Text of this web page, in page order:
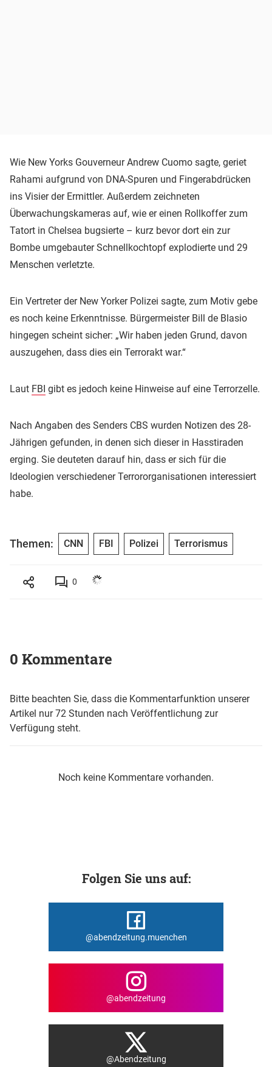
Wie New Yorks Gouverneur Andrew Cuomo sagte, geriet
Rahami aufgrund von DNA-Spuren und Fingerabdrücken
ins Visier der Ermittler. Außerdem zeichneten
Überwachungskameras auf, wie er einen Rollkoffer zum
Tatort in Chelsea bugsierte – kurz bevor dort ein zur
Bombe umgebauter Schnellkochtopf explodierte und 29
Menschen verletzte.
Ein Vertreter der New Yorker Polizei sagte, zum Motiv gebe
es noch keine Erkenntnisse. Bürgermeister Bill de Blasio
hingegen scheint sicher: „Wir haben jeden Grund, davon
auszugehen, dass dies ein Terrorakt war.“
Laut FBI gibt es jedoch keine Hinweise auf eine Terrorzelle.
Nach Angaben des Senders CBS wurden Notizen des 28-
Jährigen gefunden, in denen sich dieser in Hasstiraden
erging. Sie deuteten darauf hin, dass er sich für die
Ideologien verschiedener Terrororganisationen interessiert
habe.
Themen: CNN FBI Polizei Terrorismus
0
0 Kommentare
Bitte beachten Sie, dass die Kommentarfunktion unserer
Artikel nur 72 Stunden nach Veröffentlichung zur
Verfügung steht.
Noch keine Kommentare vorhanden.
Folgen Sie uns auf:
@abendzeitung.muenchen
@abendzeitung
@Abendzeitung